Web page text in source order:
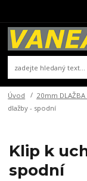
Úvod 20mm DLAŽBA
dlažby - spodní
Klip k
spodní